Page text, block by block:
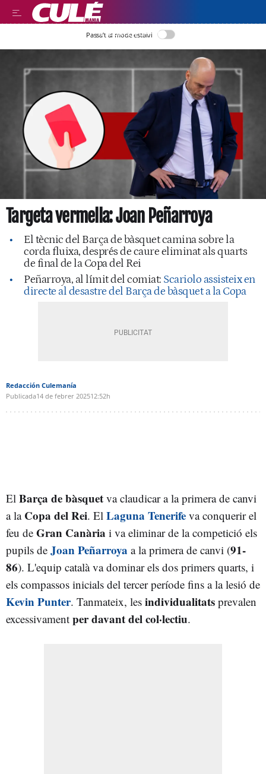
LLEGIR EN CATALÀ
Passa’t al mode estalvi
Targeta vermella: Joan Peñarroya
El tècnic del Barça de bàsquet camina sobre la
corda fluixa, després de caure eliminat als quarts
de final de la Copa del Rei
Peñarroya, al límit del comiat: Scariolo assisteix en
directe al desastre del Barça de bàsquet a la Copa
Redacción Culemanía
Publicada14 de febrer 202512:52h
El Barça de bàsquet va claudicar a la primera de canvi
a la Copa del Rei. El Laguna Tenerife va conquerir el
feu de Gran Canària i va eliminar de la competició els
pupils de Joan Peñarroya a la primera de canvi (91-
86). L'equip català va dominar els dos primers quarts, i
els compassos inicials del tercer període fins a la lesió de
Kevin Punter. Tanmateix, les individualitats prevalen
excessivament per davant del col·lectiu.